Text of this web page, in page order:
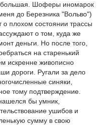
большая. Шоферы иномарок
до Березника "Вольво")
плохом состоянии трассы
о том, куда же
деньги. Но после того,
на старенький
искренне живописно
дороги. Ругали за дело
синяки,
тому подтверждение.
бы умник,
ушибов и
сумму в свою